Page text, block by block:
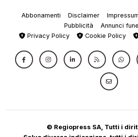
Abbonamenti Disclaimer
Pubblicità
Annunci
Privacy Policy
Cookie Policy
© Regiopress SA, Tutti i